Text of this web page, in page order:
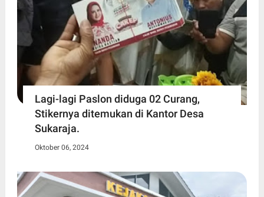
Lagi-lagi Paslon diduga 02 Curang,
Stikernya ditemukan di Kantor Desa
Sukaraja.
Oktober 06, 2024